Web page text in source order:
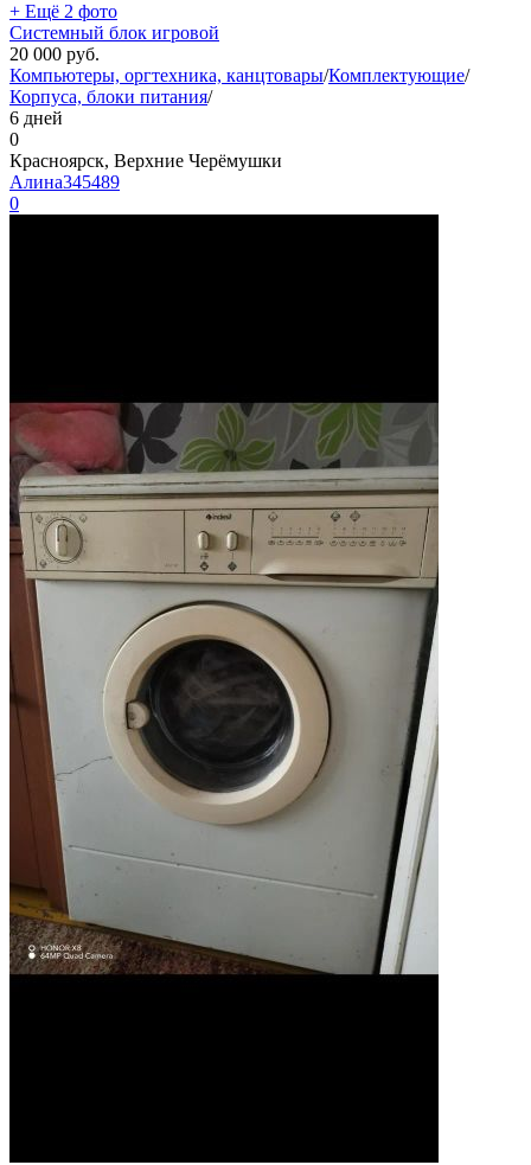
+ Ещё 2 фото
Системный блок игровой
20 000 руб.
Компьютеры, оргтехника, канцтовары/Комплектующие/
Корпуса, блоки питания/
6 дней
0
Красноярск, Верхние Черёмушки
Алина345489
0